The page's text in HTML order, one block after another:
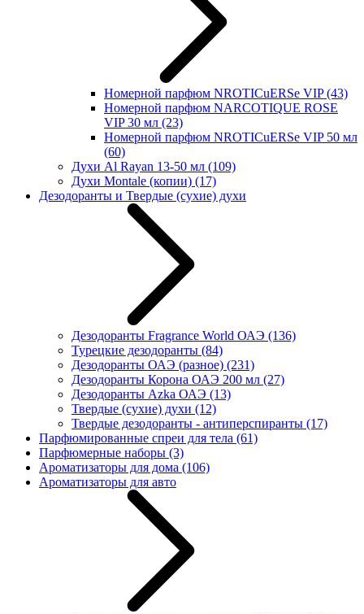
Номерной парфюм NROTICuERSe VIP(43)
Номерной парфюм NARCOTIQUE ROSE
VIP 30 мл (23)
Номерной парфюм NROTICuERSe VIP 50 мл
(60)
Духи Al Rayan 13-50 мл (109)
Духи Montale (копии) (17)
Дезодоранты и Твердые (сухие) духи
Дезодоранты Fragrance World ОАЭ (136)
Турецкие дезодоранты (84)
Дезодоранты ОАЭ (разное) (231)
Дезодоранты Корона ОАЭ 200 мл (27)
Дезодоранты Azka ОАЭ (13)
Твердые (сухие) духи (12)
Твердые дезодоранты - антиперспиранты (17)
Парфюмированные спреи для тела (61)
Парфюмерные наборы (3)
Ароматизаторы для дома (106)
Ароматизаторы для авто